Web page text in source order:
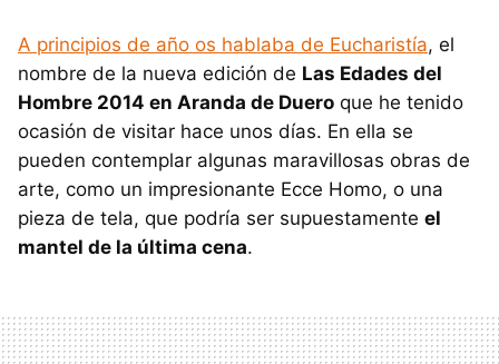
A principios de año os hablaba de Eucharistía, el
nombre de la nueva edición de Las Edades del
Hombre 2014 en Aranda de Duero que he tenido
ocasión de visitar hace unos días. En ella se
pueden contemplar algunas maravillosas obras de
arte, como un impresionante Ecce Homo, o una
pieza de tela, que podría ser supuestamente el
mantel de la última cena.